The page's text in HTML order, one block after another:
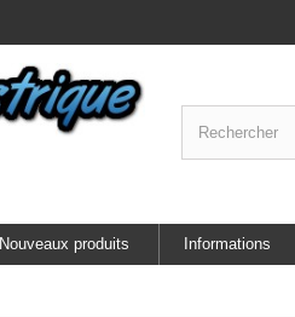
Nouveaux produits Informations